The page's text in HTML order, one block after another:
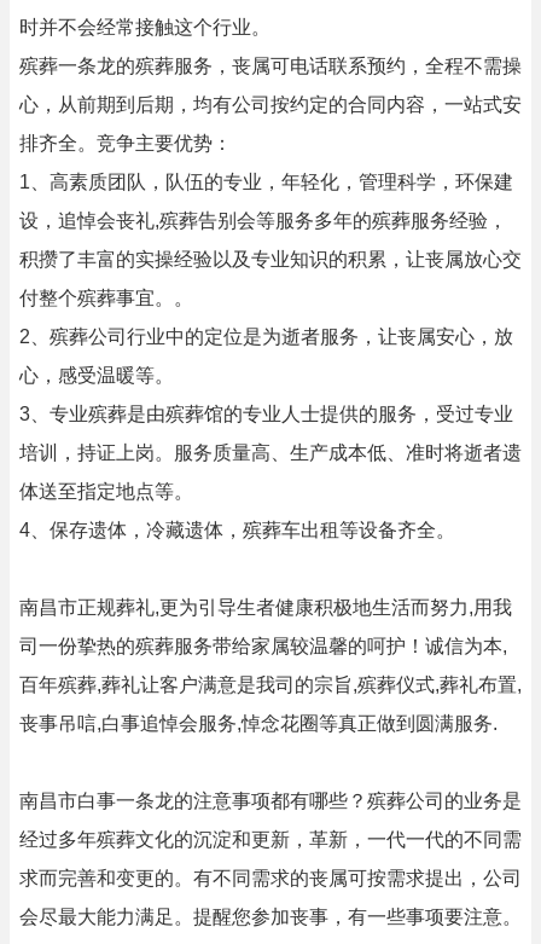
时并不会经常接触这个行业。
殡葬一条龙的殡葬服务，丧属可电话联系预约，全程不需操
心，从前期到后期，均有公司按约定的合同内容，一站式安
排齐全。竞争主要优势：
1、高素质团队，队伍的专业，年轻化，管理科学，环保建
设，追悼会丧礼,殡葬告别会等服务多年的殡葬服务经验，
积攒了丰富的实操经验以及专业知识的积累，让丧属放心交
付整个殡葬事宜。。
2、殡葬公司行业中的定位是为逝者服务，让丧属安心，放
心，感受温暖等。
3、专业殡葬是由殡葬馆的专业人士提供的服务，受过专业
培训，持证上岗。服务质量高、生产成本低、准时将逝者遗
体送至指定地点等。
4、保存遗体，冷藏遗体，殡葬车出租等设备齐全。
南昌市正规葬礼,更为引导生者健康积极地生活而努力,用我
司一份挚热的殡葬服务带给家属较温馨的呵护！诚信为本,
百年殡葬,葬礼让客户满意是我司的宗旨,殡葬仪式,葬礼布置,
丧事吊唁,白事追悼会服务,悼念花圈等真正做到圆满服务.
南昌市白事一条龙的注意事项都有哪些？殡葬公司的业务是
经过多年殡葬文化的沉淀和更新，革新，一代一代的不同需
求而完善和变更的。有不同需求的丧属可按需求提出，公司
会尽最大能力满足。提醒您参加丧事，有一些事项要注意。